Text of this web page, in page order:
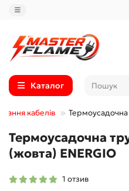
Каталог
кабелів Термоусадочна
Термоусадочна
(жовта) ENERGIO
1 отзив